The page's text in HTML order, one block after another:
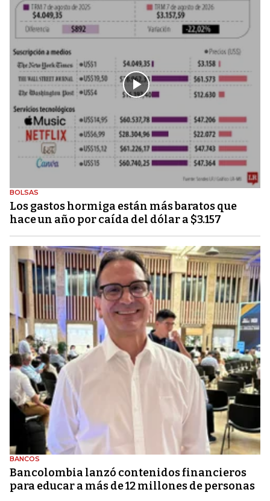
BOLSAS
Los gastos hormiga están más baratos que
hace un año por caída del dólar a $3.157
BANCOS
Bancolombia lanzó contenidos financieros
para educar a más de 12 millones de personas